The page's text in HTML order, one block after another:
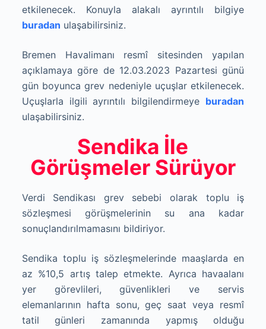
etkilenecek. Konuyla alakalı ayrıntılı bilgiye
buradan ulaşabilirsiniz.
Bremen Havalimanı resmî sitesinden yapılan
açıklamaya göre de 12.03.2023 Pazartesi günü
gün boyunca grev nedeniyle uçuşlar etkilenecek.
Uçuşlarla ilgili ayrıntılı bilgilendirmeye buradan
ulaşabilirsiniz.
Sendika İle
Görüşmeler Sürüyor
Verdi Sendikası grev sebebi olarak toplu iş
sözleşmesi görüşmelerinin su ana kadar
sonuçlandırılmamasını bildiriyor.
Sendika toplu iş sözleşmelerinde maaşlarda en
az %10,5 artış talep etmekte. Ayrıca havaalanı
yer görevlileri, güvenlikleri ve servis
elemanlarının hafta sonu, geç saat veya resmî
tatil günleri zamanında yapmış olduğu